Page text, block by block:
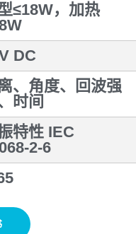
≤18W，加热
DC
、角度、回波强
时间
特性 IEC
2-6